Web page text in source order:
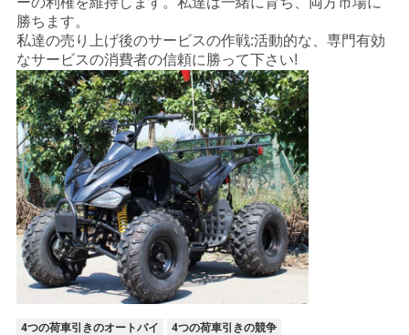
勝ちます。
私達の売り上げ後のサービスの作戦:活動的な、専門有効
なサービスの消費者の信頼に勝って下さい!
4つの荷車引きのオートバイ
4つの荷車引きの競争